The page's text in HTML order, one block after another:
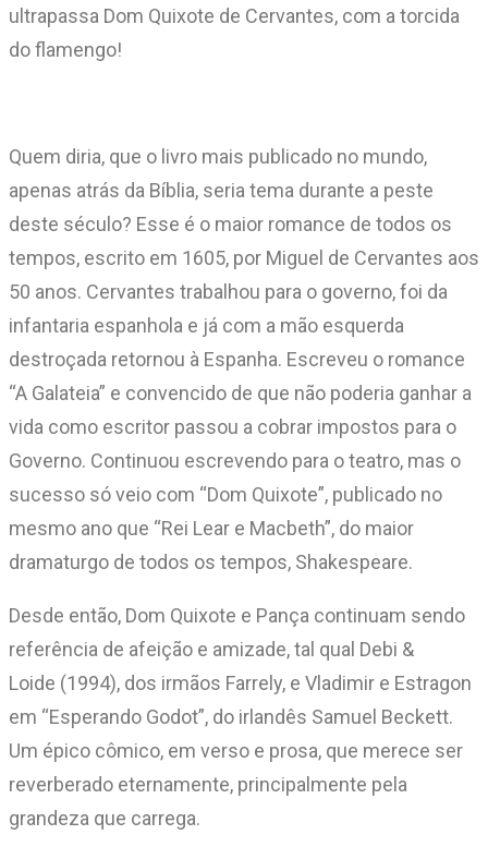
ultrapassa Dom Quixote de Cervantes, com a torcida
do flamengo!
Quem diria, que o livro mais publicado no mundo,
apenas atrás da Bíblia, seria tema durante a peste
deste século? Esse é o maior romance de todos os
tempos, escrito em 1605, por Miguel de Cervantes aos
50 anos. Cervantes trabalhou para o governo, foi da
infantaria espanhola e já com a mão esquerda
destroçada retornou à Espanha. Escreveu o romance
“A Galateia” e convencido de que não poderia ganhar a
vida como escritor passou a cobrar impostos para o
Governo. Continuou escrevendo para o teatro, mas o
sucesso só veio com “Dom Quixote”, publicado no
mesmo ano que “Rei Lear e Macbeth”, do maior
dramaturgo de todos os tempos, Shakespeare.
Desde então, Dom Quixote e Pança continuam sendo
referência de afeição e amizade, tal qual Debi &
Loide (1994), dos irmãos Farrely, e Vladimir e Estragon
em “Esperando Godot”, do irlandês Samuel Beckett.
Um épico cômico, em verso e prosa, que merece ser
reverberado eternamente, principalmente pela
grandeza que carrega.